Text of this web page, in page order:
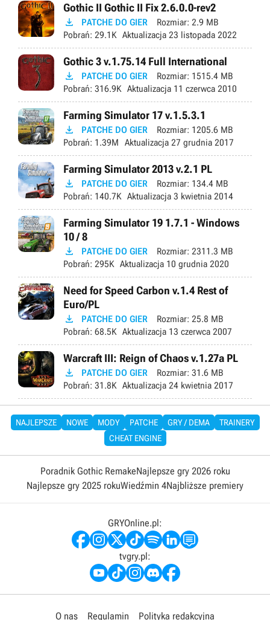
Gothic II Gothic II Fix 2.6.0.0-rev2
 PATCHE DO GIER Rozmiar: 2.9 MB
Pobrań: 29.1K Aktualizacja 23 listopada 2022
Gothic 3 v.1.75.14 Full International
 PATCHE DO GIER Rozmiar: 1515.4 MB
Pobrań: 316.9K Aktualizacja 11 czerwca 2010
Farming Simulator 17 v.1.5.3.1
 PATCHE DO GIER Rozmiar: 1205.6 MB
Pobrań: 1.39M Aktualizacja 27 grudnia 2017
Farming Simulator 2013 v.2.1 PL
 PATCHE DO GIER Rozmiar: 134.4 MB
Pobrań: 140.7K Aktualizacja 3 kwietnia 2014
Farming Simulator 19 1.7.1 - Windows
10 / 8
 PATCHE DO GIER Rozmiar: 2311.3 MB
Pobrań: 295K Aktualizacja 10 grudnia 2020
Need for Speed Carbon v.1.4 Rest of
Euro/PL
 PATCHE DO GIER Rozmiar: 25.8 MB
Pobrań: 68.5K Aktualizacja 13 czerwca 2007
Warcraft III: Reign of Chaos v.1.27a PL
 PATCHE DO GIER Rozmiar: 31.6 MB
Pobrań: 31.8K Aktualizacja 24 kwietnia 2017
NAJLEPSZE NOWE MODY PATCHE GRY / DEMA
TRAINERY
CHEAT ENGINE
Poradnik Gothic RemakeNajlepsze gry 2026 roku
Najlepsze gry 2025 rokuWiedźmin 4Najbliższe premiery
GRYOnline.pl:
tvgry.pl:
O nas Regulamin Polityka redakcyjna